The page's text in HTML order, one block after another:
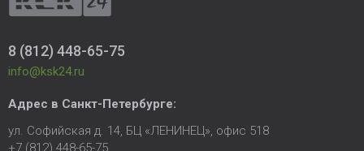
8 (812) 448-65-75
info@ksk24.ru
Адрес в Санкт-Петербурге:
ул. Софийская д. 14, БЦ «ЛЕНИНЕЦ», офис 518
+7 (812) 448-65-75